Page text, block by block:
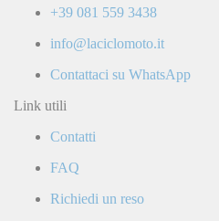
+39 081 559 3438
info@laciclomoto.it
Contattaci su WhatsApp
Link utili
Contatti
FAQ
Richiedi un reso